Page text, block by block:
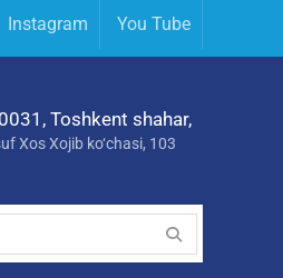
Instagram You Tube
Toshkent shahar,
Xos Xojib ko‘chasi, 103